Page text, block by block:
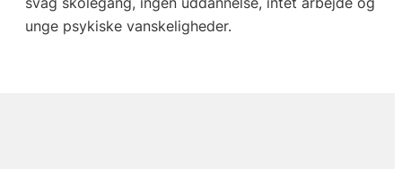
unge psykiske vanskeligheder.